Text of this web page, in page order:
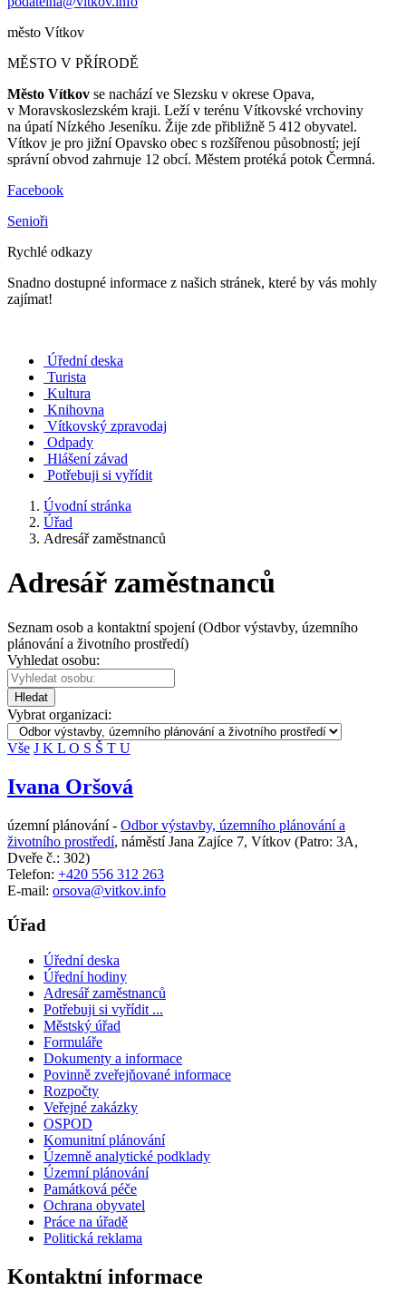
město Vítkov
MĚSTO V PŘÍRODĚ
Město Vítkov se nachází ve Slezsku v okrese Opava,
v Moravskoslezském kraji. Leží v terénu Vítkovské vrchoviny
na úpatí Nízkého Jeseníku. Žije zde přibližně 5 412 obyvatel.
Vítkov je pro jižní Opavsko obec s rozšířenou působností; její
správní obvod zahrnuje 12 obcí. Městem protéká potok Čermná.
Facebook
Senioři
Rychlé odkazy
Snadno dostupné informace z našich stránek, které by vás mohly
zajímat!
Úřední deska
Turista
Kultura
Knihovna
Vítkovský zpravodaj
Odpady
Hlášení závad
Potřebuji si vyřídit
Úvodní stránka
Úřad
Adresář zaměstnanců
Adresář zaměstnanců
Seznam osob a kontaktní spojení (Odbor výstavby, územního
plánování a životního prostředí)
Vyhledat osobu:
Hledat
Vybrat organizaci:
Vše J K L O S Š T U
Ivana Oršová
územní plánování - Odbor výstavby, územního plánování a
životního prostředí, náměstí Jana Zajíce 7, Vítkov (Patro: 3A,
Dveře č.: 302)
Telefon: +420 556 312 263
E-mail: orsova@vitkov.info
Úřad
Úřední deska
Úřední hodiny
Adresář zaměstnanců
Potřebuji si vyřídit ...
Městský úřad
Formuláře
Dokumenty a informace
Povinně zveřejňované informace
Rozpočty
Veřejné zakázky
OSPOD
Komunitní plánování
Územně analytické podklady
Územní plánování
Památková péče
Ochrana obyvatel
Práce na úřadě
Politická reklama
Kontaktní informace